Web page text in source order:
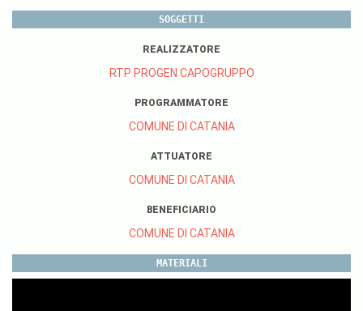
SOGGETTI
REALIZZATORE
RTP PROGEN CAPOGRUPPO
PROGRAMMATORE
COMUNE DI CATANIA
ATTUATORE
COMUNE DI CATANIA
BENEFICIARIO
COMUNE DI CATANIA
MATERIALI